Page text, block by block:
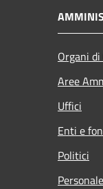
Organi
Aree
Uffici
Enti e
Politici